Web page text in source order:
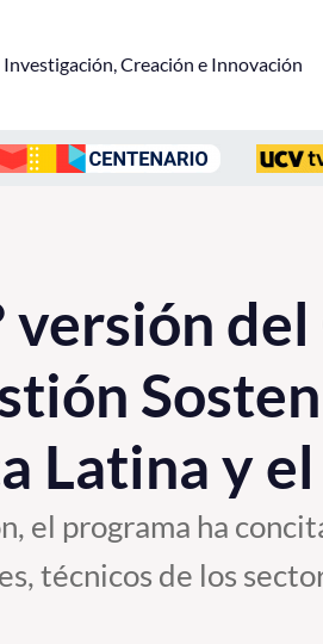
Investigación, Creación e Innovación
versión
Latina y
el programa ha
técnicos de los